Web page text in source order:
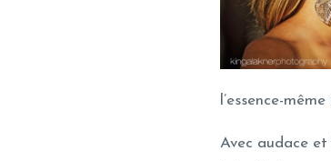
l’essence-
Avec audace